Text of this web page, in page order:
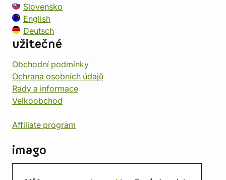
Slovensko
English
Deutsch
užitečné
Obchodní podmínky
Ochrana osobních údajů
Rady a informace
Velkoobchod
Affiliate program
imago